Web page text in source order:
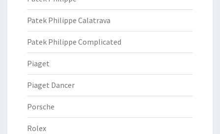
Patek Philippe Calatrava
Patek Philippe Complicated
Piaget
Piaget Dancer
Porsche
Rolex